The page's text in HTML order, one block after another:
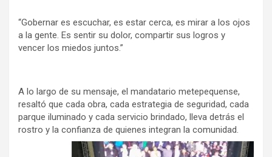
“Gobernar es escuchar, es estar cerca, es mirar a los ojos
a la gente. Es sentir su dolor, compartir sus logros y
vencer los miedos juntos.”
A lo largo de su mensaje, el mandatario metepequense,
resaltó que cada obra, cada estrategia de seguridad, cada
parque iluminado y cada servicio brindado, lleva detrás el
rostro y la confianza de quienes integran la comunidad.